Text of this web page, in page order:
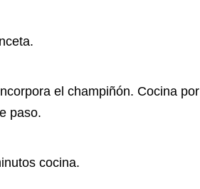
el champiñón. Cocina por
paso.
cocina.